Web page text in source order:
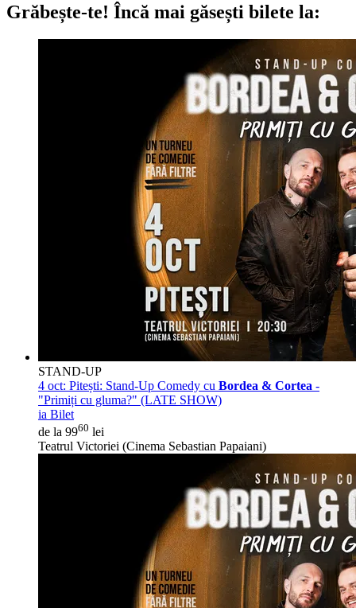
Grăbește-te! Încă mai găsești bilete la:
STAND-UP
4 oct: Pitești: Stand-Up Comedy cu Bordea & Cortea -
"Primiți cu gluma?" (LATE SHOW)
ia Bilet
de la 9960 lei
Teatrul Victoriei (Cinema Sebastian Papaiani)